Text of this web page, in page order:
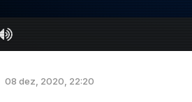
08 dez, 2020, 22:20